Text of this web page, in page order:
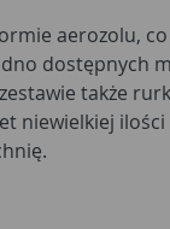
aerozolu, co
dostępnych
także
niewielkiej